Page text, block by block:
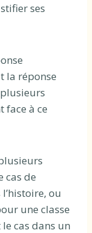
ses
la réponse
face à ce
cas de
ou
une classe
cas dans un